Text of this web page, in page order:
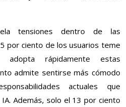
tensiones dentro de las
por ciento de los usuarios teme
rápidamente estas
admite sentirse más cómodo
actuales que
Además, solo el 13 por ciento